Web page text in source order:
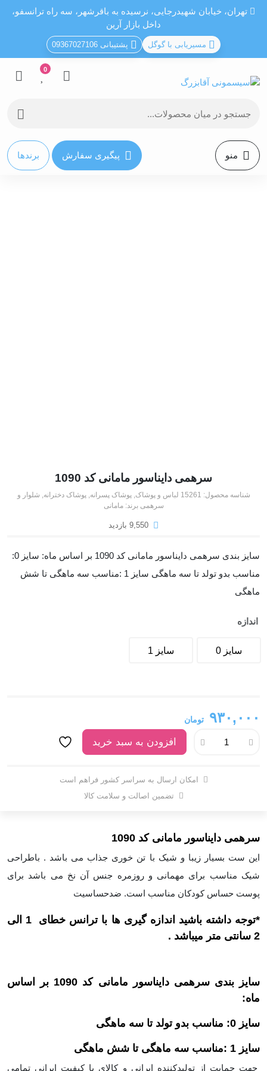
تهران، خيابان شهيدرجايى، نرسیده به باقرشهر، سه راه ترانسفو،
داخل بازار آرین
مسیریابی با گوگل پشتیبانی 09367027106
0
منو پیگیری سفارش برندها
سرهمی دایناسور مامانی کد 1090
شناسه محصول:15261 لباس و پوشاک,پوشاک پسرانه,پوشاک دخترانه,شلوار و
سرهمی برند:مامانی
9,550 بازدید
سایز بندی سرهمی دایناسور مامانی کد 1090 بر اساس ماه: سایز 0:
مناسب بدو تولد تا سه ماهگی سایز 1 :مناسب سه ماهگی تا شش
ماهگی
اندازه
سایز 0 سایز 1
۹۳۰,۰۰۰ تومان
افزودن به سبد خرید
امکان ارسال به سراسر کشور فراهم است
تضمین اصالت و سلامت کالا
سرهمی دایناسور مامانی کد 1090
این ست بسیار زیبا و شیک با تن خوری جذاب می باشد . باطراحی
شیک مناسب برای مهمانی و روزمره جنس آن نخ می باشد برای
پوست حساس کودکان مناسب است. ضدحساسیت
*توجه داشته باشید اندازه گیری ها با ترانس خطای 1 الی
2 سانتی متر میباشد .
سایز بندی سرهمی دایناسور مامانی کد 1090 بر اساس
ماه:
سایز 0: مناسب بدو تولد تا سه ماهگی
سایز 1 :مناسب سه ماهگی تا شش ماهگی
جهت حمایت از تولیدکننده ایرانی و کالای با کیفیت ایرانی تمامی